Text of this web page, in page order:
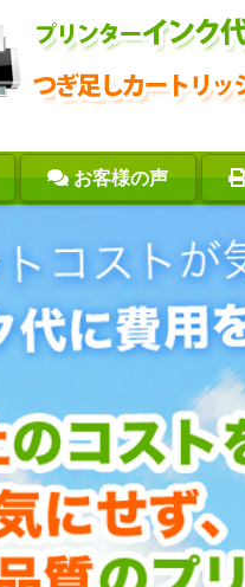
お客様の声